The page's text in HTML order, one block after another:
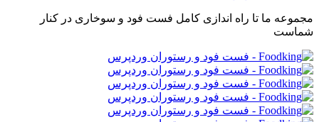
مجموعه ما تا راه اندازی کامل فست فود و سوخاری در کنار
شماست